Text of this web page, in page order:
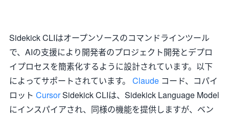
Sidekick CLIはオープンソースのコマンドラインツール
で、AIの支援により開発者のプロジェクト開発とデプロ
イプロセスを簡素化するように設計されています。以下
によってサポートされています。 Claude コード、コパイ
ロット CursorSidekick CLIは、Sidekick Language Model
にインスパイアされ、同様の機能を提供しますが、ベン